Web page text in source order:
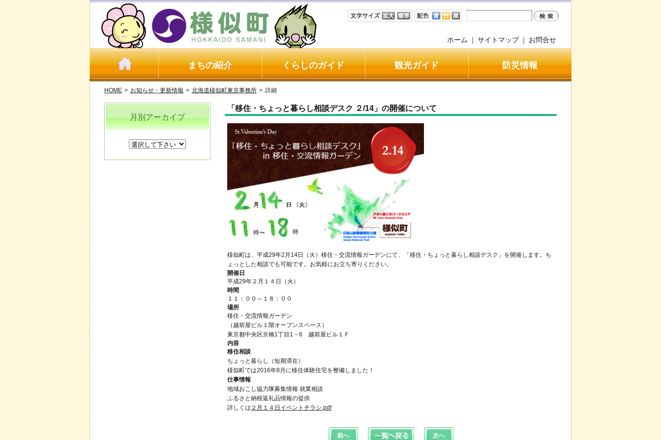
ホーム ｜ サイトマップ ｜ お問合せ
まちの紹介 くらしのガイド 観光ガイド 防災情報
HOME > お知らせ・更新情報 > 北海道様似町東京事務所 > 詳細
「移住・ちょっと暮らし相談デスク ２/14」の開催について
様似町は、平成29年2月14日（火）移住・交流情報ガーデンにて、「移住・ちょっと暮らし相談デスク」を開催します。ち
ょっとした相談でも可能です。お気軽にお立ち寄りください。
開催日
平成29年２月１４日（火）
時間
１１：００～１８：００
場所
移住・交流情報ガーデン
（越前屋ビル１階オープンスペース）
東京都中央区京橋1丁目1－6 越前屋ビル１Ｆ
内容
移住相談
ちょっと暮らし（短期滞在）
様似町では2016年8月に移住体験住宅を整備しました！
仕事情報
地域おこし協力隊募集情報 就業相談
ふるさと納税返礼品情報の提供
詳しくは ２月１４日イベントチラシ.pdf
月別アーカイブ